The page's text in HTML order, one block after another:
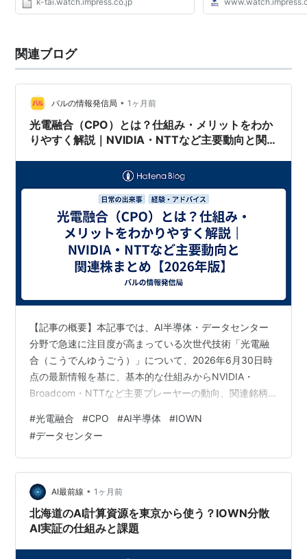
関連ブログ
バルの情報発信局 • 1ヶ月前
光電融合（CPO）とは？仕組み・メリットをわか
りやすく解説｜NVIDIA・NTTなど主要動向と関
【記事の概要】本記事では、AI半導体・データセンター
分野で急速に注目度が高まっている次世代技術「光電融
合（こうでんゆうごう）」について、2026年6月30日時
点の最新情報を基に、基本的な仕組みからNVIDIA・
Broadcom・NTTなど主要プレーヤーの動向、関連銘柄
解説します。 目次 概要光電融合とは？基本の仕組みをわ
かりやすく解説なぜ今、光電融合が注目されているのか
光電融合を支える3つの主要技術海外勢の最新動向
（NVIDIA・Broadcom・Marvellなど）日本勢の最新動向
（NTTのIOWN構想・ラピダスなど）光電融合のメリッ
ト・デメ…
#光電融合 #CPO #AI半導体 #IOWN
#データセンター
AI最前線 • 1ヶ月前
北海道のAI計算資源を東京から使う？IOWN分散
AI実証の仕組みと課題